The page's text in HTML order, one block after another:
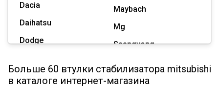
Dacia
Daihatsu
Dodge
Great Wall
Maybach
Mg
Ssangyong
Tesla
Больше 60 втулки стабилизатора mitsubishi
в каталоге интернет-магазина